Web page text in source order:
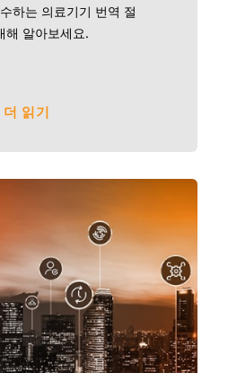
하는 의료기기 번역 절
해 알아보세요.
더 읽기